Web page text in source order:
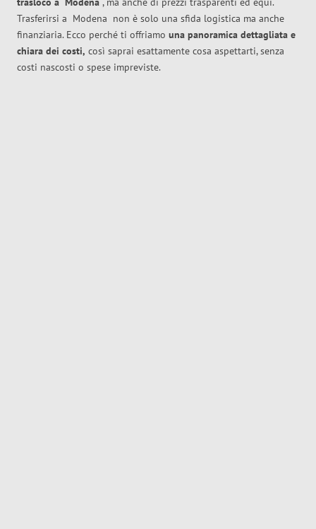
Trasferirsi a Modena non è solo una sfida logistica ma anche
finanziaria. Ecco perché ti offriamo una panoramica dettagliata e
chiara dei costi, così saprai esattamente cosa aspettarti, senza
costi nascosti o spese impreviste.